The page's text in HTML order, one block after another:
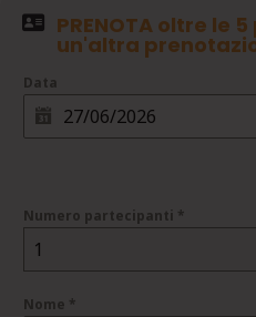
PRENOTA oltre le
un'altra
Data
Numero partecipanti *
1
Nome *